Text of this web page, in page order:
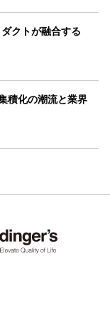
クトが融合する
積化の潮流と業界